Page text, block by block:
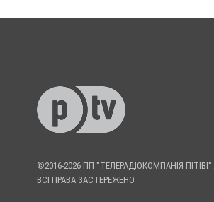
©2016-2026 ПП "ТЕЛЕРАДІОКОМПАНІЯ ПІТІВІ".
ВСІ ПРАВА ЗАСТЕРЕЖЕНО